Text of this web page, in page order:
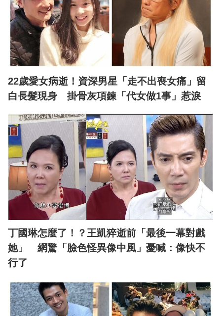
22歲愛女病逝！資深男星「走不出喪女痛」留
白長髮現身 掛骨灰項鍊「代女做1事」惹淚
丁國琳怎麼了！？王凱猝逝前「最後一幕對戲
她」 網驚「臉色怪異像中風」憂喊：像快不
行了